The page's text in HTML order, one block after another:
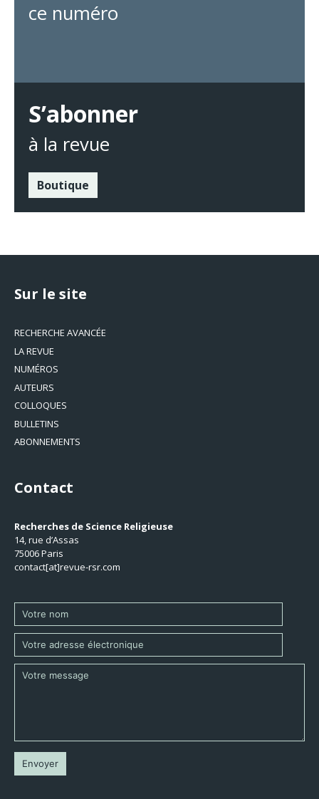
ce numéro
S’abonner
à la revue
Boutique
Sur le site
RECHERCHE AVANCÉE
LA REVUE
NUMÉROS
AUTEURS
COLLOQUES
BULLETINS
ABONNEMENTS
Contact
Recherches de Science Religieuse
14, rue d’Assas
75006 Paris
contact[at]revue-rsr.com